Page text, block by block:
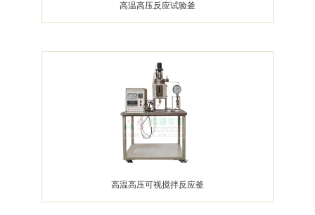
高温高压反应试验釜
高温高压可视搅拌反应釜